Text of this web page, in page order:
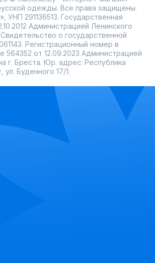
одежды. Все права защищены.
УНП 291136513. Государственная
Администрацией Ленинского
о государственной
Регистрационный номер в
564352 от 12.09.2023 Администрацией
г. Бреста. Юр. адрес: Республика
ул. Буденного 17/1.